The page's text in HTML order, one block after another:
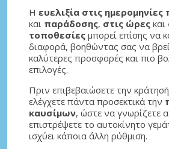
Η ευελιξία στις
και παράδοσης, στις ώρες και
τοποθεσίες μπορεί επίσης να
διαφορά, βοηθώντας σας να
καλύτερες προσφορές και πιο
επιλογές.
Πριν επιβεβαιώσετε την
ελέγχετε πάντα προσεκτικά την
καυσίμων, ώστε να γνωρίζετε
επιστρέψετε το αυτοκίνητο
ισχύει κάποια άλλη ρύθμιση.